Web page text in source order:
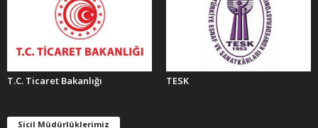
T.C. Ticaret Bakanlığı TESK
Sicil Müdürlüklerimiz